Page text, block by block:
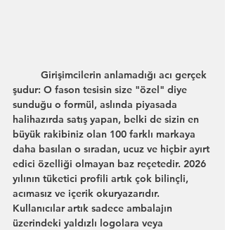
şudur: O fason tesisin size "özel" diye
sunduğu o formül, aslında piyasada
halihazırda satış yapan, belki de sizin en
büyük rakibiniz olan 100 farklı markaya
daha basılan o sıradan, ucuz ve hiçbir ayırt
edici özelliği olmayan baz reçetedir. 2026
yılının tüketici profili artık çok bilinçli,
acımasız ve içerik okuryazarıdır.
Kullanıcılar artık sadece ambalajın
üzerindeki yaldızlı logolara veya